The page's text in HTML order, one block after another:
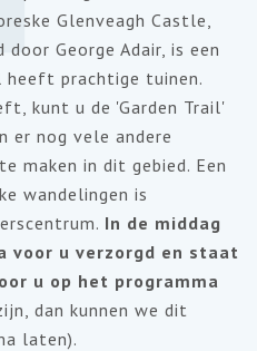
Glenveagh Castle,
George Adair, is een
heeft prachtige tuinen.
kunt u de 'Garden Trail'
er nog vele andere
maken in dit gebied. Een
wandelingen is
In de middag
voor u verzorgd en staat
u op het programma
dan kunnen we dit
laten).